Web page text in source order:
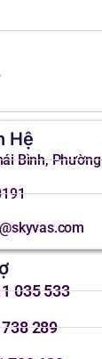
Hệ
Bình,
035 533
289